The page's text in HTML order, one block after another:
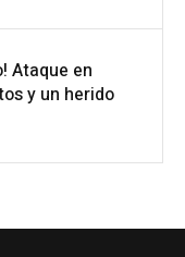
Ataque en
y un herido